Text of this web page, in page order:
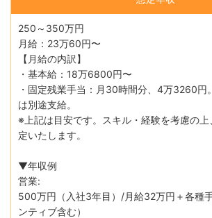
250～350万円
月給：23万60円〜
【月給の内訳】
・基本給：18万6800円〜
・固定残業手当：月30時間分、4万3260円
は別途支給。
※上記は目安です。スキル・経験を考慮の
定いたします。
▼年収例
営業:
500万円（入社3年目）/月給32万円＋各種
ンティブ含む）